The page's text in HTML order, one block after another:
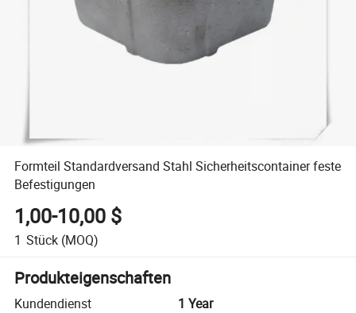
Formteil Standardversand Stahl Sicherheitscontainer feste
Befestigungen
1,00-10,00 $
1 Stück (MOQ)
Produkteigenschaften
Kundendienst
1 Year